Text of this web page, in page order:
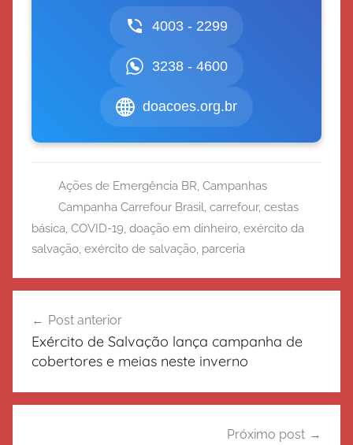
4003 - 2299
3238 - 4600
doacoes.org.br
Ações de Emergência BR Campanhas
Campanha Carrefour Brasil carrefour, cestas
básica COVID-19 doação em dinheiro exército da
salvação exército de salvação parceria
de
Post
Post anterior
Exército de Salvação lança campanha de
cobertores e meias neste inverno
Próximo post